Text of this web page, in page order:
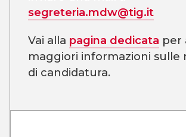
segreteria.mdw@tig.it
Vai alla pagina dedicata per
maggiori informazioni sulle
di candidatura.